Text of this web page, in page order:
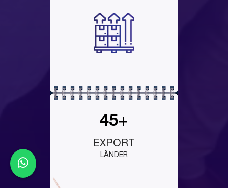
45+
EXPORT
LÄNDER